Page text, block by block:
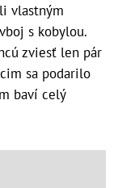
vlastným
s kobylou.
zviesť len pár
sa podarilo
baví celý